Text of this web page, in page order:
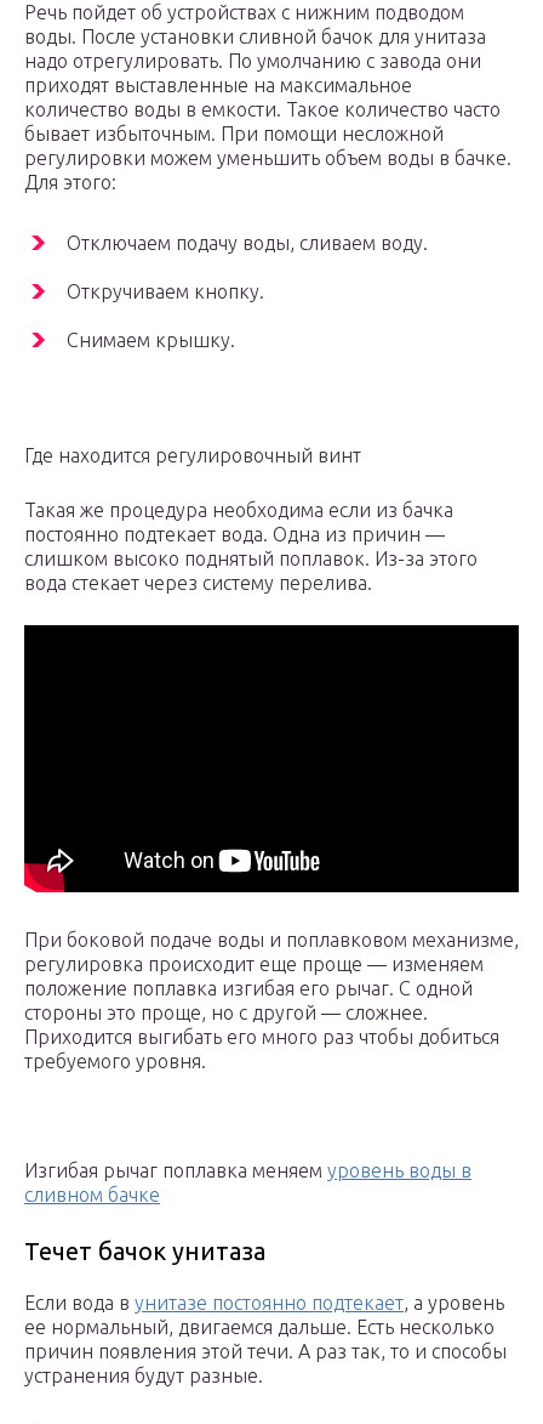
Речь пойдет об устройствах с нижним подводом
воды. После установки сливной бачок для унитаза
надо отрегулировать. По умолчанию с завода они
приходят выставленные на максимальное
количество воды в емкости. Такое количество часто
бывает избыточным. При помощи несложной
регулировки можем уменьшить объем воды в бачке.
Для этого:
Отключаем подачу воды, сливаем воду.
Откручиваем кнопку.
Снимаем крышку.
Где находится регулировочный винт
Такая же процедура необходима если из бачка
постоянно подтекает вода. Одна из причин —
слишком высоко поднятый поплавок. Из-за этого
вода стекает через систему перелива.
При боковой подаче воды и поплавковом механизме,
регулировка происходит еще проще — изменяем
положение поплавка изгибая его рычаг. С одной
стороны это проще, но с другой — сложнее.
Приходится выгибать его много раз чтобы добиться
требуемого уровня.
Изгибая рычаг поплавка меняем уровень воды в
сливном бачке
Течет бачок унитаза
Если вода в унитазе постоянно подтекает, а уровень
ее нормальный, двигаемся дальше. Есть несколько
причин появления этой течи. А раз так, то и способы
устранения будут разные.